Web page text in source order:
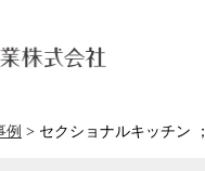
例 > セクショナルキッチン